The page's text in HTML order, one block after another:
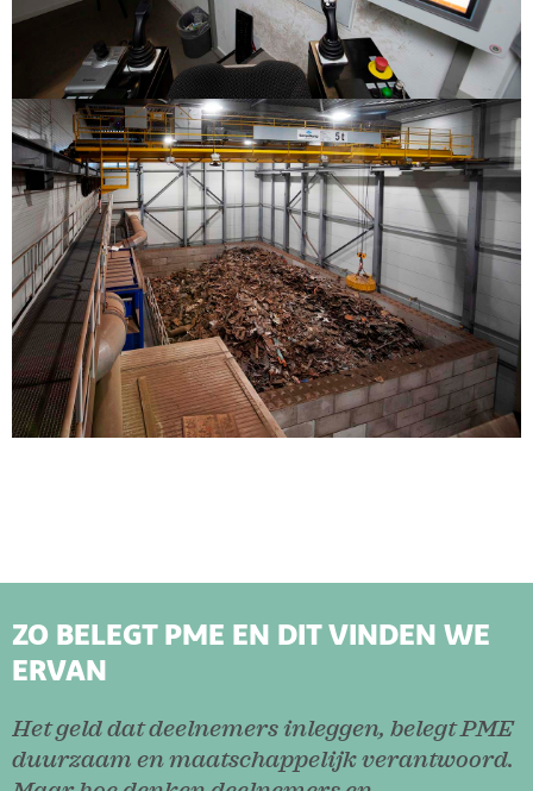
ZO BELEGT PME EN DIT VINDEN WE
ERVAN
Het geld dat deelnemers inleggen, belegt PME
duurzaam en maatschappelijk verantwoord.